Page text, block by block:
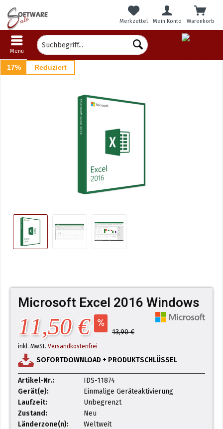
Warenkorb
Merkzettel Mein Konto
Menü
17% Reduziert
Microsoft Excel 2016 Windows
11,50 € 13,90 €
inkl. MwSt. Versandkostenfrei
SOFORTDOWNLOAD + PRODUKTSCHLÜSSEL
Artikel-Nr.:
IDS-11874
Gerät(e):
Einmalige Geräteaktivierung
Laufzeit:
Unbegrenzt
Zustand:
Neu
Länderzone(n):
Weltweit